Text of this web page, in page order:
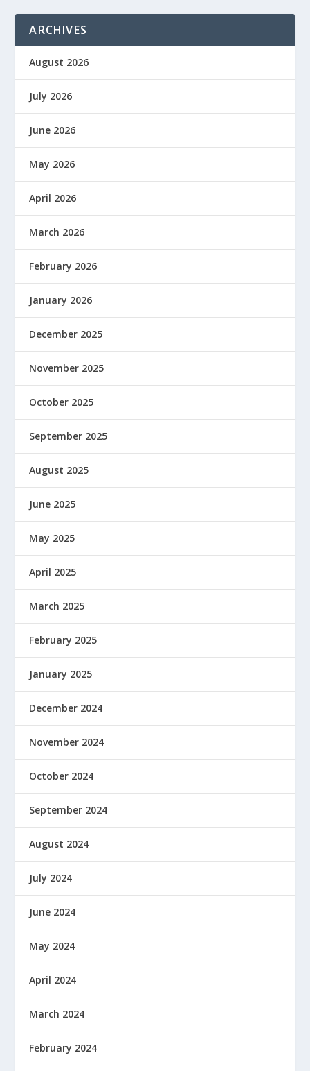
ARCHIVES
August 2026
July 2026
June 2026
May 2026
April 2026
March 2026
February 2026
January 2026
December 2025
November 2025
October 2025
September 2025
August 2025
June 2025
May 2025
April 2025
March 2025
February 2025
January 2025
December 2024
November 2024
October 2024
September 2024
August 2024
July 2024
June 2024
May 2024
April 2024
March 2024
February 2024